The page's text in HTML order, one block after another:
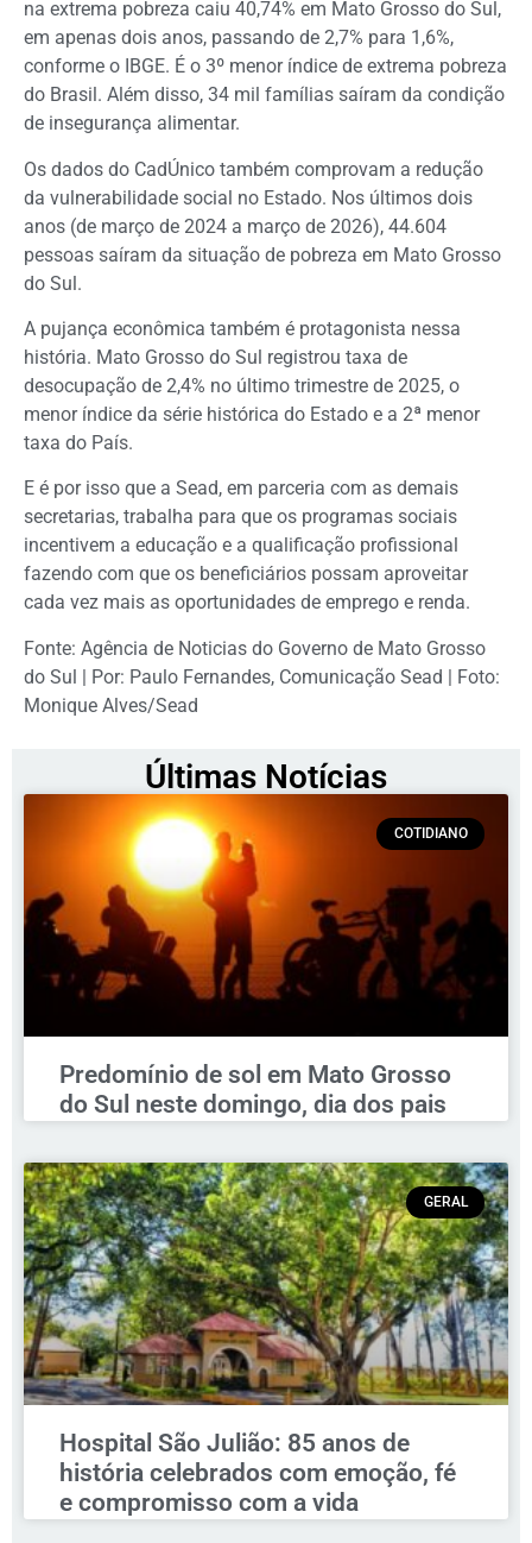
na extrema pobreza caiu 40,74% em Mato Grosso do Sul,
em apenas dois anos, passando de 2,7% para 1,6%,
conforme o IBGE. É o 3º menor índice de extrema pobreza
do Brasil. Além disso, 34 mil famílias saíram da condição
de insegurança alimentar.
Os dados do CadÚnico também comprovam a redução
da vulnerabilidade social no Estado. Nos últimos dois
anos (de março de 2024 a março de 2026), 44.604
pessoas saíram da situação de pobreza em Mato Grosso
do Sul.
A pujança econômica também é protagonista nessa
história. Mato Grosso do Sul registrou taxa de
desocupação de 2,4% no último trimestre de 2025, o
menor índice da série histórica do Estado e a 2ª menor
taxa do País.
E é por isso que a Sead, em parceria com as demais
secretarias, trabalha para que os programas sociais
incentivem a educação e a qualificação profissional
fazendo com que os beneficiários possam aproveitar
cada vez mais as oportunidades de emprego e renda.
Fonte: Agência de Noticias do Governo de Mato Grosso
do Sul | Por: Paulo Fernandes, Comunicação Sead | Foto:
Monique Alves/Sead
Últimas Notícias
COTIDIANO
Predomínio de sol em Mato Grosso
do Sul neste domingo, dia dos pais
GERAL
Hospital São Julião: 85 anos de
história celebrados com emoção, fé
e compromisso com a vida